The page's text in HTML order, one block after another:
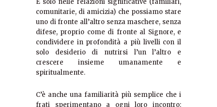
È solo nelle relazioni significative (familiari,
comunitarie, di amicizia) che possiamo stare
uno di fronte all’altro senza maschere, senza
difese, proprio come di fronte al Signore, e
condividere in profondità a più livelli con il
solo desiderio di nutrirsi l’un l’altro e
crescere insieme umanamente e
spiritualmente.
C’è anche una familiarità più semplice che i
frati sperimentano a ogni loro incontro: